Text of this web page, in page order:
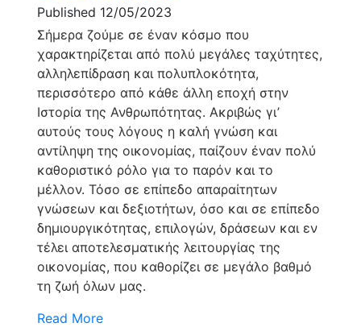
Published 12/05/2023
Σήμερα ζούμε σε έναν κόσμο που
χαρακτηρίζεται από πολύ μεγάλες ταχύτητες,
αλληλεπίδραση και πολυπλοκότητα,
περισσότερο από κάθε άλλη εποχή στην
Ιστορία της Ανθρωπότητας. Ακριβώς γι’
αυτούς τους λόγους η καλή γνώση και
αντίληψη της οικονομίας, παίζουν έναν πολύ
καθοριστικό ρόλο για το παρόν και το
μέλλον. Τόσο σε επίπεδο απαραίτητων
γνώσεων και δεξιοτήτων, όσο και σε επίπεδο
δημιουργικότητας, επιλογών, δράσεων και εν
τέλει αποτελεσματικής λειτουργίας της
οικονομίας, που καθορίζει σε μεγάλο βαθμό
τη ζωή όλων μας.
Read More